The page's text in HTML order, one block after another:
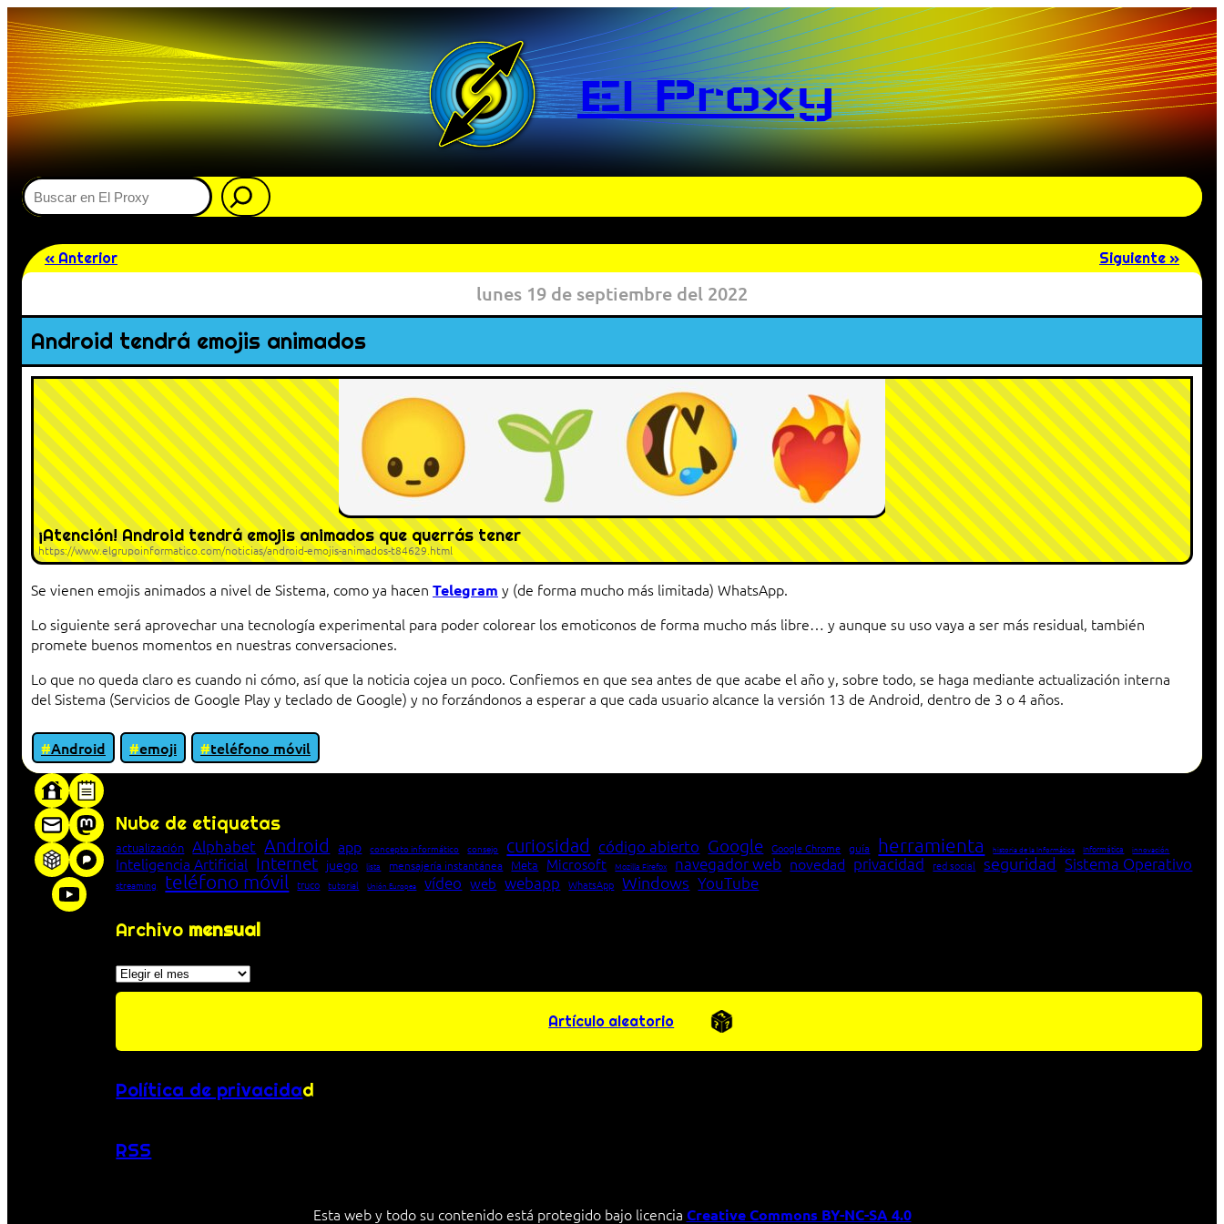
El Proxy
Buscar
« Anterior Siguiente »
lunes 19 de septiembre del 2022
Android tendrá emojis animados
¡Atención! Android tendrá emojis animados que querrás tener
https://www.elgrupoinformatico.com/noticias/android-emojis-animados-t84629.html
Se vienen emojis animados a nivel de Sistema, como ya hacen Telegram y (de forma mucho más limitada) WhatsApp.
Lo siguiente será aprovechar una tecnología experimental para poder colorear los emoticonos de forma mucho más libre… y aunque su uso vaya a ser más residual, también
promete buenos momentos en nuestras conversaciones.
Lo que no queda claro es cuando ni cómo, así que la noticia cojea un poco. Confiemos en que sea antes de que acabe el año y, sobre todo, se haga mediante actualización interna
del Sistema (Servicios de Google Play y teclado de Google) y no forzándonos a esperar a que cada usuario alcance la versión 13 de Android, dentro de 3 o 4 años.
Android emoji
teléfono móvil
Nube de etiquetas
actualización Alphabet Android app concepto informático consejo curiosidad código abierto Google Google Chrome guía herramienta historia de la Informática Informática innovación
Inteligencia Artificial Internet juego lista mensajería instantánea Meta Microsoft Mozilla Firefox navegador web novedad privacidad red social seguridad Sistema Operativo
streaming teléfono móvil truco tutorial Unión Europea vídeo web webapp WhatsApp Windows YouTube
Archivo mensual
Archivos
Artículo aleatorio
Política de privacidad
RSS
Esta web y todo su contenido está protegido bajo licencia Creative Commons BY-NC-SA 4.0